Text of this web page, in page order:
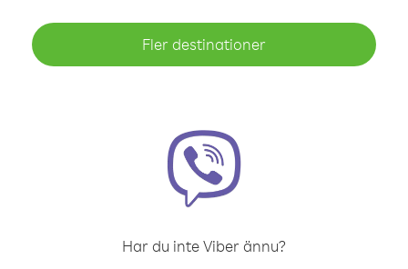
Fler destinationer
Har du inte Viber ännu?